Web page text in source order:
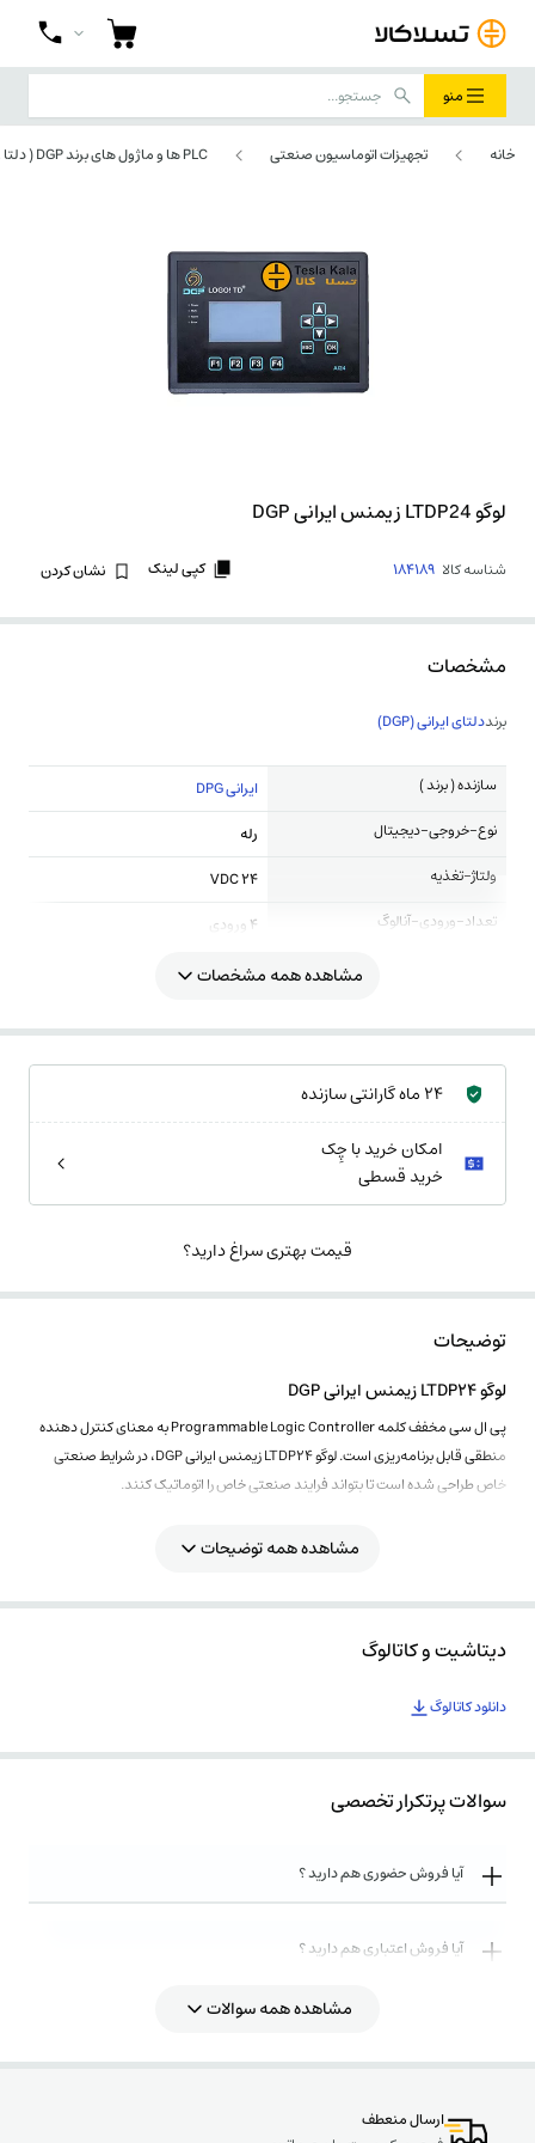
منو
خانه تجهیزات اتوماسیون صنعتی PLC ها و ماژول های برند DGP ( دلتا و زیمنس ایرانی )
لوگو LTDP24 زیمنس ایرانی DGP
شناسه کالا 184189 کپی لینک نشان کردن
مشخصات
برنددلتای ایرانی (DGP)
سازنده ( برند )
ایرانی DPG
نوع-خروجی-دیجیتال
رله
ولتاژ-تغذیه
24 VDC
تعداد-ورودی-آنالوگ
4 ورودی
مشاهده همه مشخصات
24 ماه گارانتی سازنده
امکان خرید با چِک
خرید قسطی
قیمت بهتری سراغ دارید؟
توضیحات
لوگو LTDP24 زیمنس ایرانی DGP
پی ال سی مخفف کلمه Programmable Logic Controller به معنای کنترل دهنده
منطقی قابل برنامه‌ریزی است. لوگو LTDP24 زیمنس ایرانی DGP، در شرایط صنعتی
خاص طراحی شده است تا بتواند فرایند صنعتی خاص را اتوماتیک کنند.
این است که شما می‌توانید بعد از اینکه یکبار برنامه ریزی کرده اید، مجددا طرح را برنامه
مشاهده همه توضیحات
دیتاشیت و کاتالوگ
دانلود کاتالوگ
سوالات پرتکرار تخصصی
آیا فروش حضوری هم دارید ؟
آیا فروش اعتباری هم دارید ؟
روش های ارسال کالا به چه صورت میباشد ؟
مشاهده همه سوالات
ارسال منعطف